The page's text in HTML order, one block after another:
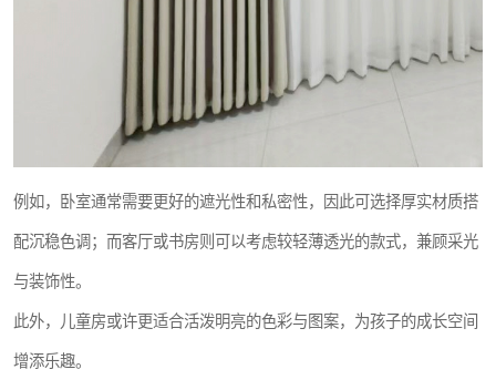
例如，卧室通常需要更好的遮光性和私密性，因此可选择厚实材质搭
配沉稳色调；而客厅或书房则可以考虑较轻薄透光的款式，兼顾采光
与装饰性。
此外，儿童房或许更适合活泼明亮的色彩与图案，为孩子的成长空间
增添乐趣。